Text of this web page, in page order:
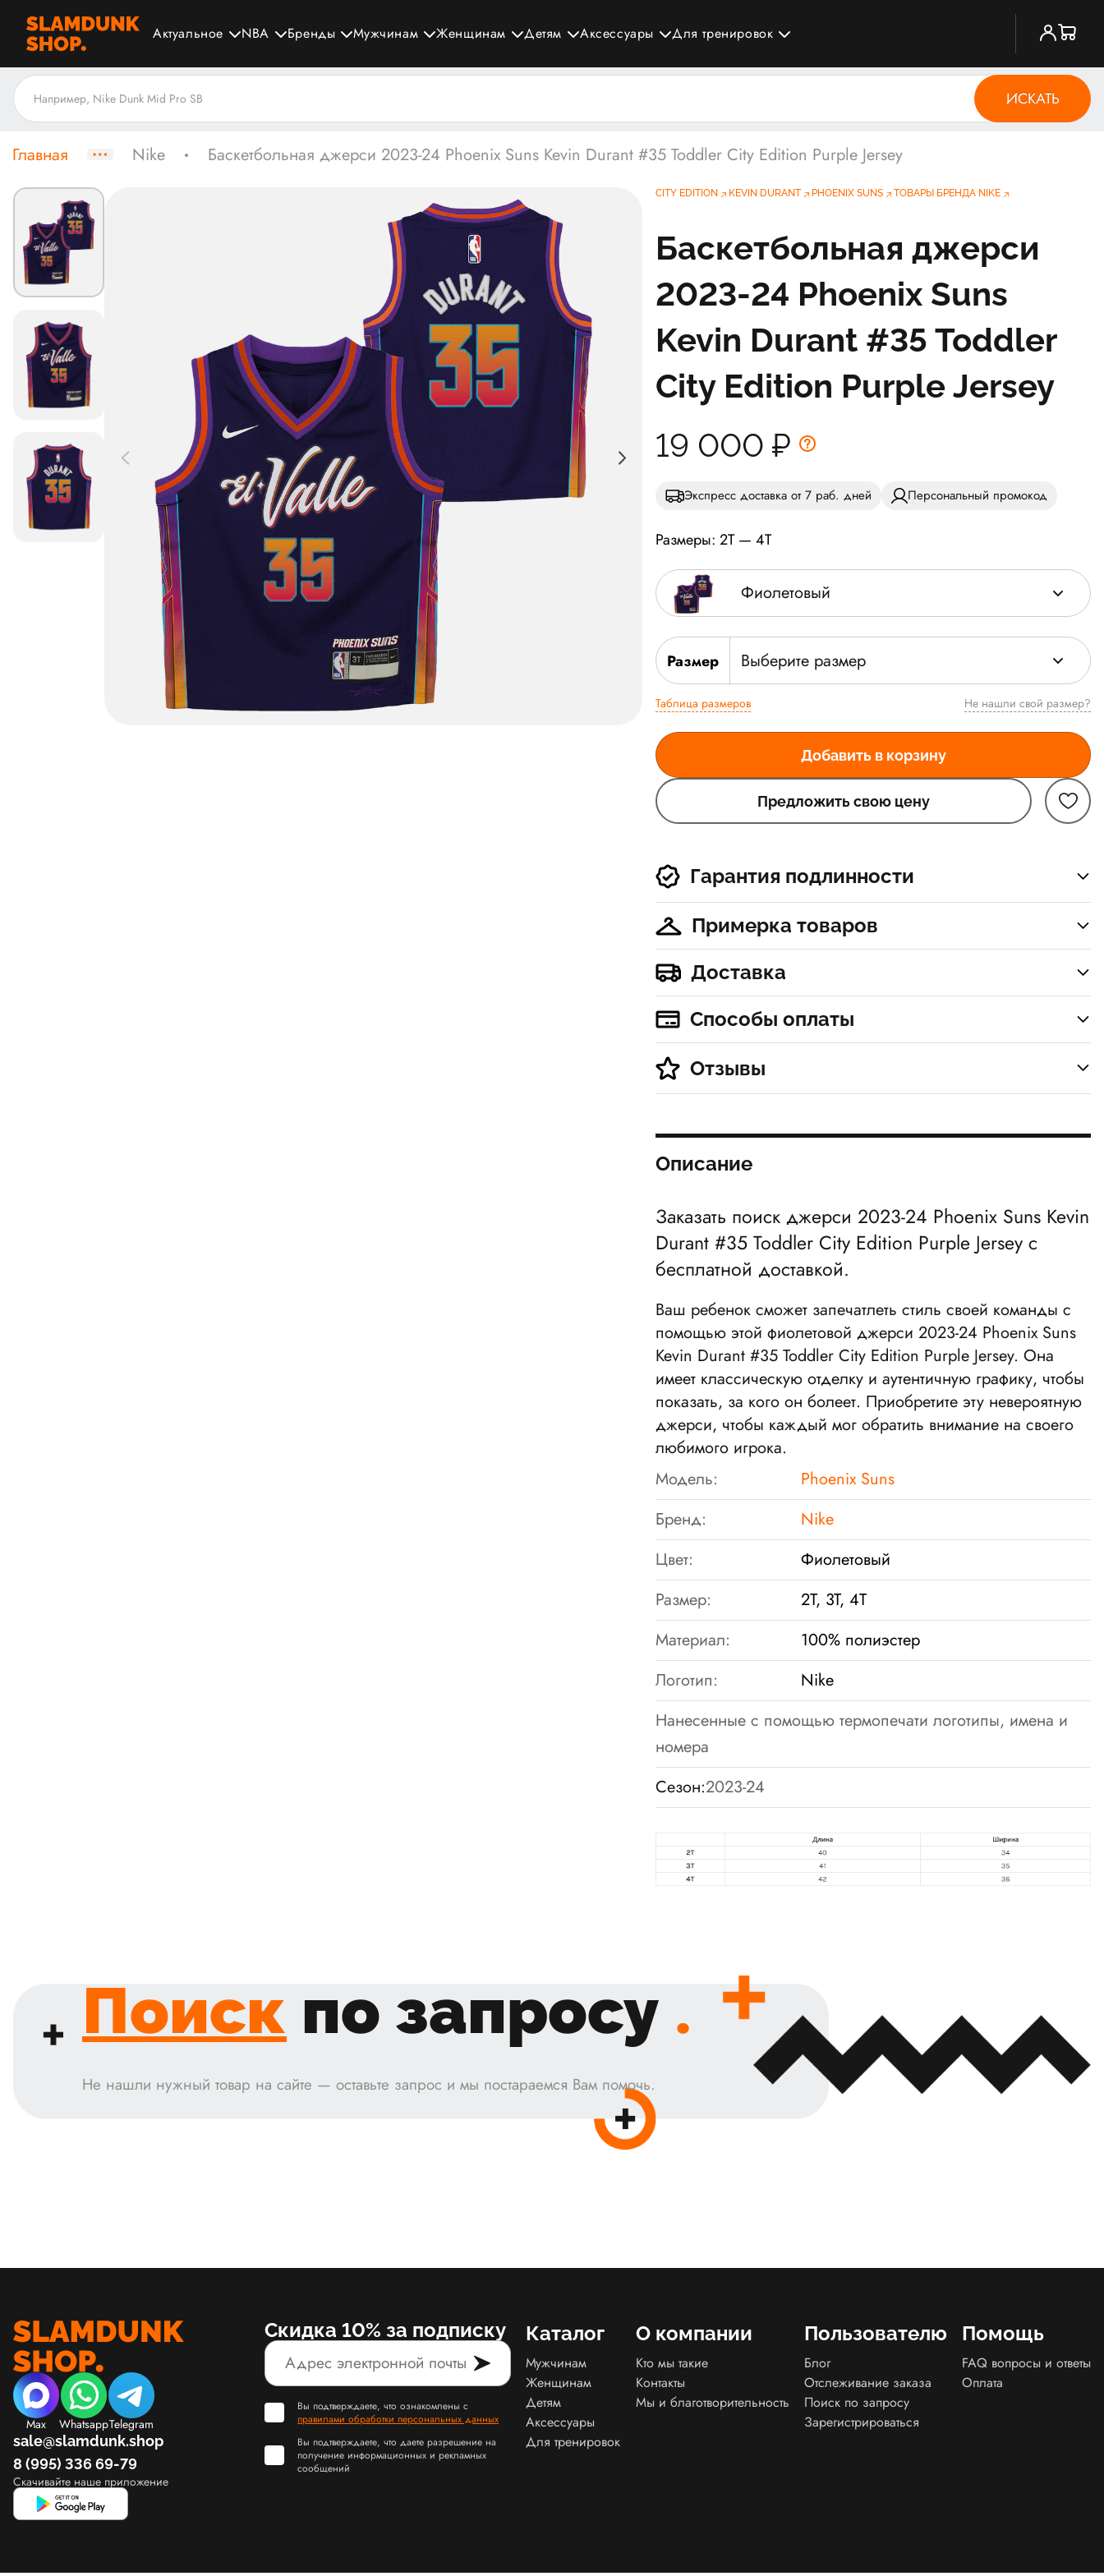
Актуальное NBA Бренды Мужчинам Женщинам Детям Аксессуары Для тренировок
ИСКАТЬ
Главная Nike Баскетбольная джерси 2023-24 Phoenix Suns Kevin Durant #35 Toddler City Edition Purple Jersey
CITY EDITION KEVIN DURANT PHOENIX SUNS ТОВАРЫ БРЕНДА NIKE
Баскетбольная джерси
2023-24 Phoenix Suns
Kevin Durant #35 Toddler
City Edition Purple Jersey
19 000 ₽
Экспресс доставка от 7 раб. дней Персональный промокод
Размеры: 2T — 4T
Фиолетовый
Размер Выберите размер
Таблица размеров Не нашли свой размер?
Добавить в корзину
Предложить свою цену
Гарантия подлинности
Примерка товаров
Доставка
Способы оплаты
Отзывы
Описание
Заказать поиск джерси 2023-24 Phoenix Suns Kevin
Durant #35 Toddler City Edition Purple Jersey с
бесплатной доставкой.
Ваш ребенок сможет запечатлеть стиль своей команды с
помощью этой фиолетовой джерси 2023-24 Phoenix Suns
Kevin Durant #35 Toddler City Edition Purple Jersey. Она
имеет классическую отделку и аутентичную графику, чтобы
показать, за кого он болеет. Приобретите эту невероятную
джерси, чтобы каждый мог обратить внимание на своего
любимого игрока.
Модель:
Phoenix Suns
Бренд:
Nike
Цвет:
Фиолетовый
Размер:
2T, 3T, 4T
Материал:
100% полиэстер
Логотип:
Nike
Нанесенные с помощью термопечати логотипы, имена и
номера
Сезон:2023-24
Поиск по запросу .
Не нашли нужный товар на сайте — оставьте запрос и мы постараемся Вам помочь.
Max WhatsappTelegram
sale@slamdunk.shop
8 (995) 336 69-79
Скачивайте наше приложение
Скидка 10% за подписку
Вы подтверждаете, что ознакомлены с
правилами обработки персональных данных
Вы подтверждаете, что даете разрешение на
получение информационных и рекламных
сообщений
Каталог
Мужчинам
Женщинам
Детям
Аксессуары
Для тренировок
О компании
Кто мы такие
Контакты
Мы и благотворительность
Пользователю
Блог
Отслеживание заказа
Поиск по запросу
Зарегистрироваться
Помощь
FAQ вопросы и ответы
Оплата